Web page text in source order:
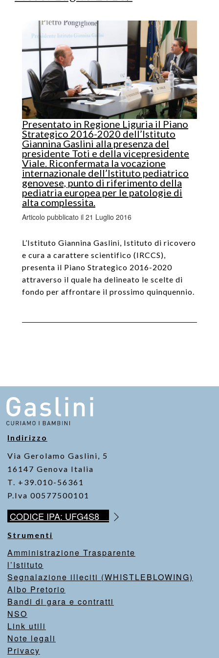
Presentato in Regione Liguria il Piano
Strategico 2016-2020 dell’Istituto
Giannina Gaslini alla presenza del
presidente Toti e della vicepresidente
Viale. Riconfermata la vocazione
internazionale dell’Istituto pediatrico
genovese, punto di riferimento della
pediatria europea per le patologie di
alta complessita.
Articolo pubblicato il 21 Luglio 2016
L’Istituto Giannina Gaslini, Istituto di ricovero
e cura a carattere scientifico (IRCCS),
presenta il Piano Strategico 2016-2020
attraverso il quale ha delineato le scelte di
fondo per affrontare il prossimo quinquennio.
Indirizzo
Via Gerolamo Gaslini, 5
16147 Genova Italia
T. +39.010-56361
P.Iva 00577500101
CODICE IPA: UFG4S8
Strumenti
Amministrazione Trasparente
l’Istituto
Segnalazione illeciti (WHISTLEBLOWING)
Albo Pretorio
Bandi di gara e contratti
NSO
Link utili
Note legali
Privacy